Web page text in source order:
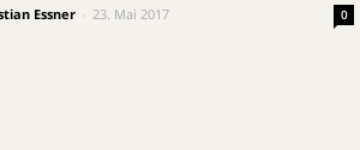
Essner 23. Mai 2017 0